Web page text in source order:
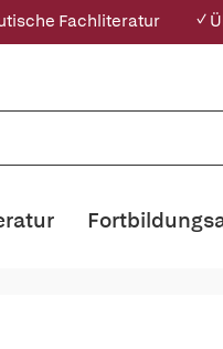
Fachliteratur ✓